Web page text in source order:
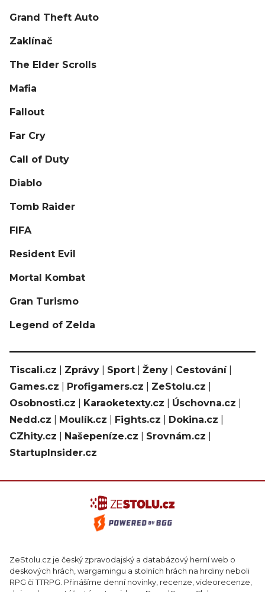
Grand Theft Auto
Zaklínač
The Elder Scrolls
Mafia
Fallout
Far Cry
Call of Duty
Diablo
Tomb Raider
FIFA
Resident Evil
Mortal Kombat
Gran Turismo
Legend of Zelda
Tiscali.cz Zprávy Sport Ženy Cestování|
Games.cz
Profigamers.cz ZeStolu.cz
Osobnosti.cz
Karaoketexty.cz Úschovna.cz
Nedd.cz
Moulík.cz Fights.cz Dokina.cz
CZhity.cz
Našepeníze.cz Srovnám.cz
StartupInsider.cz
ZeStolu.cz je český zpravodajský a databázový herní web o
deskových hrách, wargamingu a stolních hrách na hrdiny neboli
RPG či TTRPG. Přinášíme denní novinky, recenze, videorecenze,